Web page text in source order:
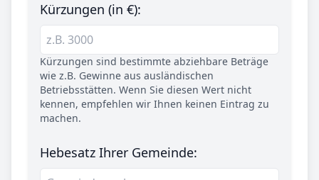
Kürzungen (in €):
Kürzungen sind bestimmte abziehbare Beträge
wie z.B. Gewinne aus ausländischen
Betriebsstätten. Wenn Sie diesen Wert nicht
kennen, empfehlen wir Ihnen keinen Eintrag zu
machen.
Hebesatz Ihrer Gemeinde: